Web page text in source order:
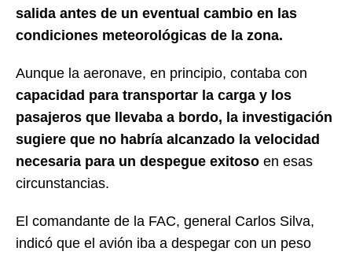
salida antes de un eventual cambio en las
condiciones meteorológicas de la zona.
Aunque la aeronave, en principio, contaba con
capacidad para transportar la carga y los
pasajeros que llevaba a bordo, la investigación
sugiere que no habría alcanzado la velocidad
necesaria para un despegue exitoso en esas
circunstancias.
El comandante de la FAC, general Carlos Silva,
indicó que el avión iba a despegar con un peso